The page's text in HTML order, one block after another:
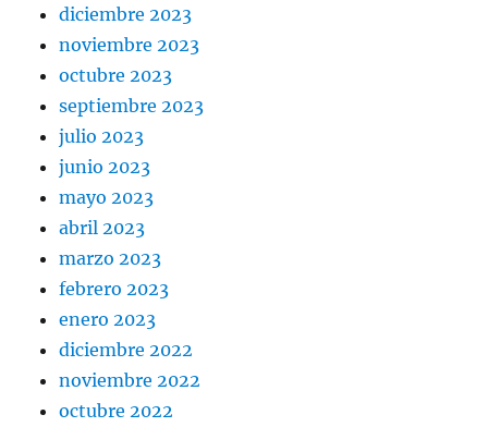
diciembre 2023
noviembre 2023
octubre 2023
septiembre 2023
julio 2023
junio 2023
mayo 2023
abril 2023
marzo 2023
febrero 2023
enero 2023
diciembre 2022
noviembre 2022
octubre 2022